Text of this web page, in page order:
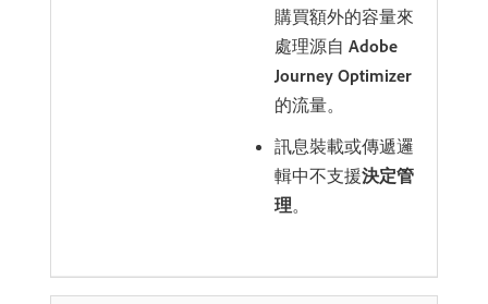
購買額外的容量來
處理源自​ Adobe
Journey Optimizer
的流量。
訊息裝載或傳遞邏
輯中不支援​決定管
理。